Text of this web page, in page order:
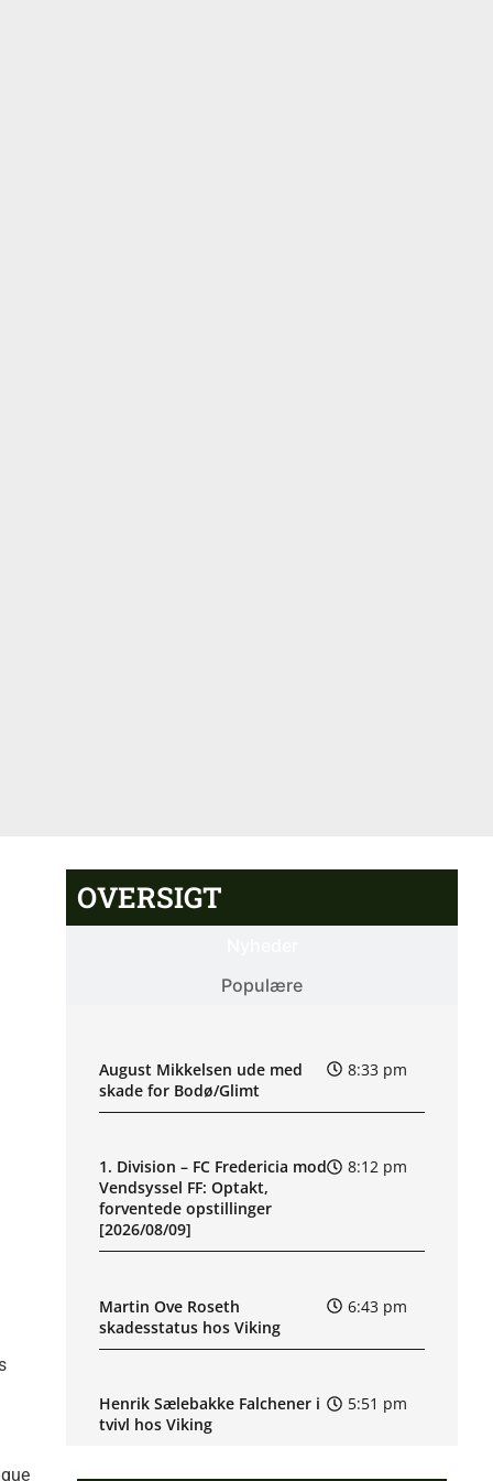
OVERSIGT
Populære
August Mikkelsen ude med
skade for Bodø/Glimt
8:33 pm
1. Division – FC Fredericia mod
Vendsyssel FF: Optakt,
forventede opstillinger
[2026/08/09]
8:12 pm
Martin Ove Roseth
skadesstatus hos Viking
6:43 pm
Henrik Sælebakke Falchener i
tvivl hos Viking
5:51 pm